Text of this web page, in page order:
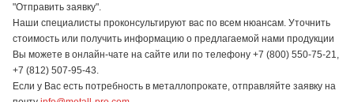
"Отправить заявку".
Наши специалисты проконсультируют вас по всем нюансам. Уточнить
стоимость или получить информацию о предлагаемой нами продукции
Вы можете в онлайн-чате на сайте или по телефону +7 (800) 550-75-21,
+7 (812) 507-95-43.
Если у Вас есть потребность в металлопрокате, отправляйте заявку на